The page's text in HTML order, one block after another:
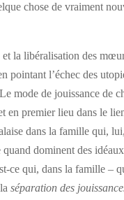
chose de vraiment
la libéralisation des
pointant l’échec des
mode de jouissance de
en premier lieu dans le
dans la famille qui,
dominent des
ce qui, dans la famille –
laséparation des